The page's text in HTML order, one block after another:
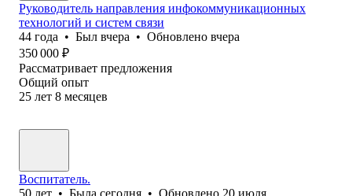
Руководитель направления инфокоммуникационных
технологий и систем связи
44 года • Был вчера • Обновлено вчера
350 000 ₽
Рассматривает предложения
Общий опыт
25 лет 8 месяцев
Воспитатель.
50 лет • Была сегодня • Обновлено 20 июля